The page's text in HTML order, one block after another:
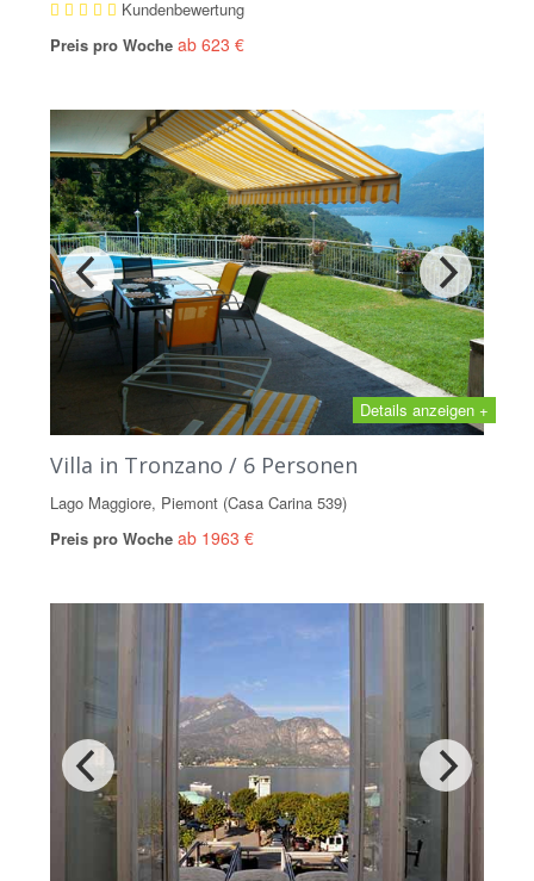
Kundenbewertung
Preis pro Woche ab 623 €
Details anzeigen +
Villa in Tronzano / 6 Personen
Lago Maggiore, Piemont (Casa Carina 539)
Preis pro Woche ab 1963 €